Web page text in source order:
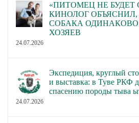
«ПИТОМЕЦ НЕ БУДЕТ
КИНОЛОГ
СОБАКА
ХОЗЯЕВ
24.07.2026
Экспедиция, круглый
и выставка: в Туве РКФ
спасению породы тыва
24.07.2026